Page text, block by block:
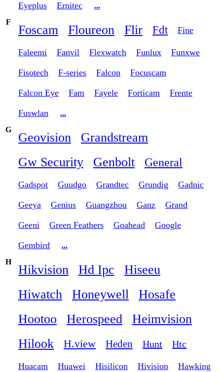
Eyeplus Ernitec
...
F
Foscam Floureon Flir Fdt Fine
Faleemi Fanvil Flexwatch Funlux Funxwe
Fisotech F-series Falcon Focuscam
Falcon Eye Fam Fayele Forticam Frente
Fuswlan
...
G
Geovision
Grandstream
Gw Security
Genbolt General
Gadspot Guudgo Grandtec Grundig Gadnic
Geeya Genius Guangzhou Ganz Grand
Geeni Green Feathers Goahead Google
Gembird
...
H
Hikvision Hd Ipc
Hiseeu
Hiwatch
Honeywell
Hosafe
Hootoo
Herospeed
Heimvision
Hilook
H.view Heden Hunt Htc
Huacam Huawei Hisilicon Hivision Hawking